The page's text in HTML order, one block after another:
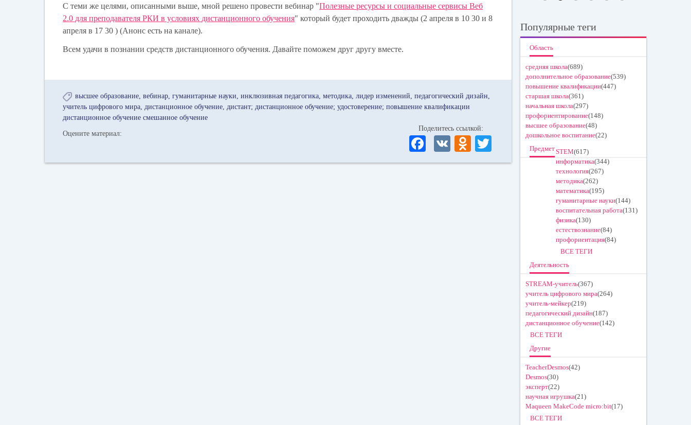
C теми же целями, описанными выше, мной решено провести вебинар "Полезные ресурсы и социальные сервисы Веб
2.0 для преподавателя РКИ в условиях дистанционного обучения" который будет проходить дважды (2 апреля в 10 30 и 8
апреля в 17 30 ) (Анонс есть на канале).
Всем удачи в познании средств дистанционного обучения. Давайте поможем друг другу вместе.
высшее образование вебинар гуманитарные науки инклюзивная педагогика методика лидер изменений
педагогический дизайн
учитель цифрового мира дистанционное обучение дистант; дистанционное обучение; удостоверение; повышение квалификации
дистанционное обучение смешанное обучение
Оцените материал:
Поделитесь ссылкой:
Fa
ce
V
K
O
dn wi
Популярные теги
Область
средняя школа(689)
дополнительное образование(539)
повышение квалификации(447)
старшая школа(361)
начальная школа(297)
профориентирование(148)
высшее образование(48)
дошкольное воспитание(22)
ПредметSTEM(617)
информатика(344)
технология(267)
методика(262)
математика(195)
гуманитарные науки(144)
воспитательная работа(131)
физика(130)
естествознание(84)
профориентация(84)
ВСЕ ТЕГИ
Деятельность
STREAM-учитель(367)
учитель цифрового мира(264)
учитель-мейкер(219)
педагогический дизайн(187)
дистанционное обучение(142)
ВСЕ ТЕГИ
Другие
TeacherDesmos(42)
Desmos(30)
эксперт(22)
научная игрушка(21)
Maqueen MakeCode micro:bit(17)
ВСЕ ТЕГИ